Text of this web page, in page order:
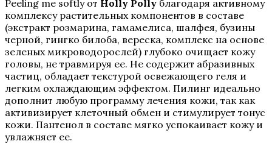
Peeling me softly от Holly Polly благодаря активному
комплексу растительных компонентов в составе
(экстракт розмарина, гамамелиса, шалфея, бузины
черной, гингко билоба, вереска, комплекс на основе
зеленых микроводорослей) глубоко очищает кожу
головы, не травмируя ее. Не содержит абразивных
частиц, обладает текстурой освежающего геля и
легким охлаждающим эффектом. Пилинг идеально
дополнит любую программу лечения кожи, так как
активизирует клеточный обмен и стимулирует тонус
кожи. Пантенол в составе мягко успокаивает кожу и
увлажняет ее.